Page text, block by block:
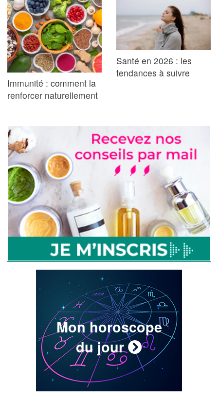
Immunité : comment la
renforcer naturellement
Santé en 2026 : les
tendances à suivre
Mon horoscope
du jour